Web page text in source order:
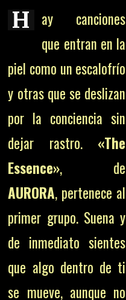
H
ay canciones
que entran en la
piel como un escalofrío
y otras que se deslizan
por la conciencia sin
dejar rastro. «The
Essence», de
AURORA, pertenece al
primer grupo. Suena y
de inmediato sientes
que algo dentro de ti
se mueve, aunque no